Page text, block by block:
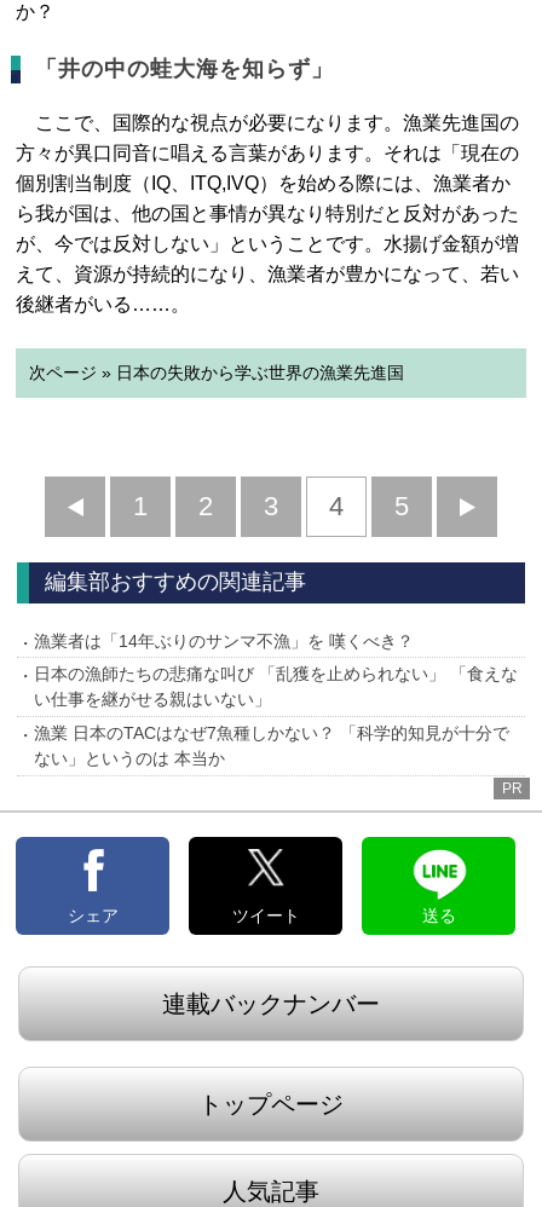
か？
「井の中の蛙大海を知らず」
ここで、国際的な視点が必要になります。漁業先進国の
方々が異口同音に唱える言葉があります。それは「現在の
個別割当制度（IQ、ITQ,IVQ）を始める際には、漁業者か
ら我が国は、他の国と事情が異なり特別だと反対があった
が、今では反対しない」ということです。水揚げ金額が増
えて、資源が持続的になり、漁業者が豊かになって、若い
後継者がいる……。
次ページ » 日本の失敗から学ぶ世界の漁業先進国
前
へ
1 2 3 4 5
へ
編集部おすすめの関連記事
漁業者は「14年ぶりのサンマ不漁」を 嘆くべき？
日本の漁師たちの悲痛な叫び 「乱獲を止められない」 「食えな
い仕事を継がせる親はいない」
漁業 日本のTACはなぜ7魚種しかない？ 「科学的知見が十分で
ない」というのは 本当か
PR
シェア ツイート 送る
連載バックナンバー
トップページ
人気記事